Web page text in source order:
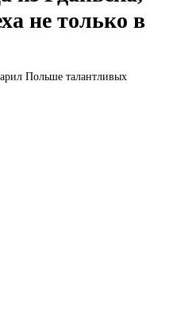
не только в
Польше талантливых